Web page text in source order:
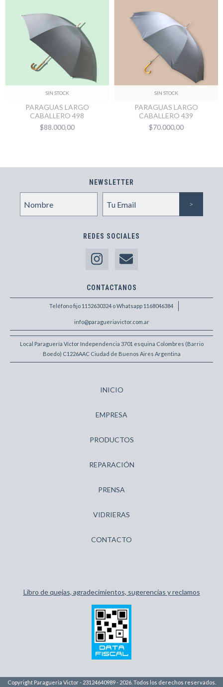
SIN STOCK
PARAGUAS LARGO
CABALLERO 498
$88.000,00
SIN STOCK
PARAGUAS LARGO
CABALLERO 439
$70.000,00
NEWSLETTER
REDES SOCIALES
CONTACTANOS
Teléfono fijo 1152630324 o Whatsapp 1168046384
info@paragueriavictor.com.ar
Local Paraguería Víctor Independencia 3701 esquina Colombres (Barrio
Boedo) C1226AAC Ciudad de Buenos Aires Argentina
INICIO
EMPRESA
PRODUCTOS
REPARACIÓN
PRENSA
VIDRIERAS
CONTACTO
Libro de quejas, agradecimientos, sugerencias y reclamos
Copyright Paragueria Victor - 23124640989 - 2026. Todos los derechos reservados.